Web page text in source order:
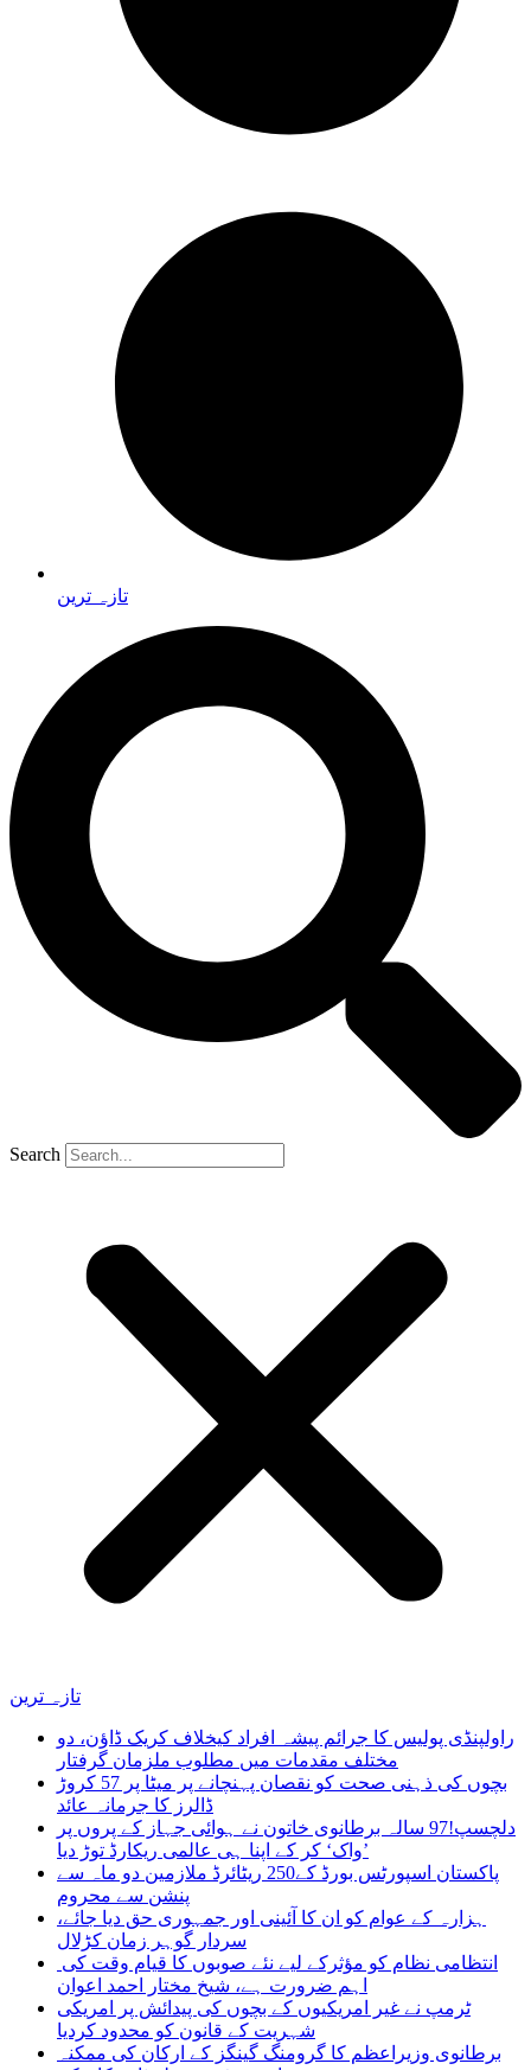
تازہ ترین
Search
تازہ ترین
راولپنڈی پولیس کا جرائم پیشہ افراد کیخلاف کریک ڈاؤن، دو
مختلف مقدمات میں مطلوب ملزمان گرفتار
بچوں کی ذہنی صحت کو نقصان پہنچانے پر میٹا پر 57 کروڑ
ڈالرز کا جرمانہ عائد
دلچسپ!97 سالہ برطانوی خاتون نے ہوائی جہاز کے پروں پر
’واک‘ کر کے اپنا ہی عالمی ریکارڈ توڑ دیا
پاکستان اسپورٹس بورڈ کے250 ریٹائرڈ ملازمین دو ماہ سے
پنشن سے محروم
ہزارہ کے عوام کو ان کا آئینی اور جمہوری حق دیا جائے،
سردار گوہر زمان کڑلال
اہم ضرورت ہے، شیخ مختار احمد اعوان
ٹرمپ نے غیر امریکیوں کے بچوں کی پیدائش پر امریکی
شہریت کے قانون کو محدود کردیا
برطانوی وزیراعظم کا گرومنگ گینگز کے ارکان کی ممکنہ